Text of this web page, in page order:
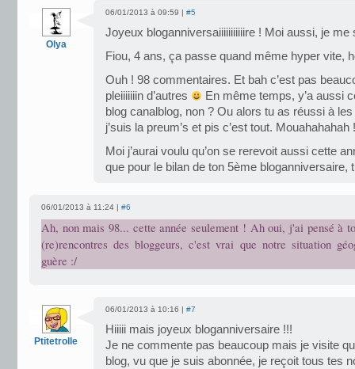
Olya
06/01/2013 à 09:59 | #5
Joyeux bloganniversaiiiiiiiiiiire ! Moi aussi, je me
Fiou, 4 ans, ça passe quand même hyper vite,
Ouh ! 98 commentaires. Et bah c’est pas
pleiiiiiiin d’autres
En même temps, y’a aussi
blog canalblog, non ? Ou alors tu as réussi à
j’suis la preum’s et pis c’est tout. Mouahahahah !
Moi j’aurai voulu qu’on se rerevoit aussi cette
que pour le bilan de ton 5ème bloganniversaire,
06/01/2013 à 11:24 | #6
Ah, non mais 98... cette année seulement ! Ah oui, j'ai pensé à
(re)rencontres des bloggeurs, c'est vrai que notre situation
guère :/
Ptitetrolle
06/01/2013 à 10:16 | #7
Hiiiii mais joyeux bloganniversaire !!!
Je ne commente pas beaucoup mais je visite
blog, vu que je suis abonnée, je reçoit tous tes